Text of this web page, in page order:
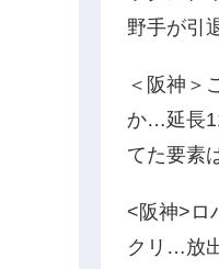
野手が引
＜阪神＞
か…延長
てた要素
<阪神>ロ
クリ…放